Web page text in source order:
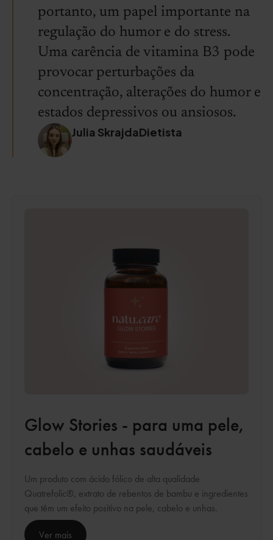
portanto, um papel importante na
regulação do humor e do stress.
Uma carência de vitamina B3 pode
provocar perturbações da
concentração, alterações do humor e
estados depressivos ou ansiosos.
Julia SkrajdaDietista
Glow Stories - para uma pele,
cabelo e unhas saudáveis
Um produto com ácido fólico de alta qualidade
Quatrefolic®, extrato de rebentos de bambu e ingredientes
que têm um efeito positivo na pele, cabelo e unhas.
Ver mais